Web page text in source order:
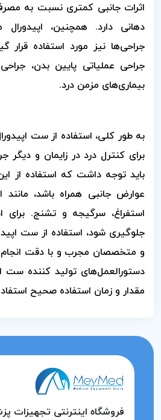
اثرات جانبی کمتری نسبت به
دهانی دارد. همچنین،
جراحی‌ها نیز مورد استفاده قرار
جراحی عملیاتی پایین بدن،
بیماری‌های مزمن درد.
به طور کلی، استفاده از ست
برای کنترل درد در زایمان و دیگر
باید توجه داشت که استفاده
عوارض جانبی همراه باشد،
استفراغ، سرگیجه و تشنج. برای
جلوگیری شود، استفاده از ست
و متخصصان مجرب و با دقت انجام
دستورالعمل‌های تولید کننده ست
مقدار و زمان استفاده صحیح
فروشگاه اینترنتی تجهیزات